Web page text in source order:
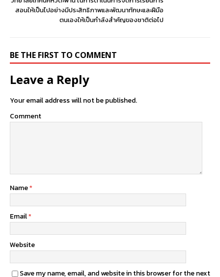
สอนให้เป็นไปอย่างมีประสิทธิภาพและพัฒนาทักษะและฝีมือ
ตนเองให้เป็นกำลังสำคัญของชาติต่อไป
BE THE FIRST TO COMMENT
Leave a Reply
Your email address will not be published.
Comment
Name*
Email*
Website
Save my name, email, and website in this browser for the next